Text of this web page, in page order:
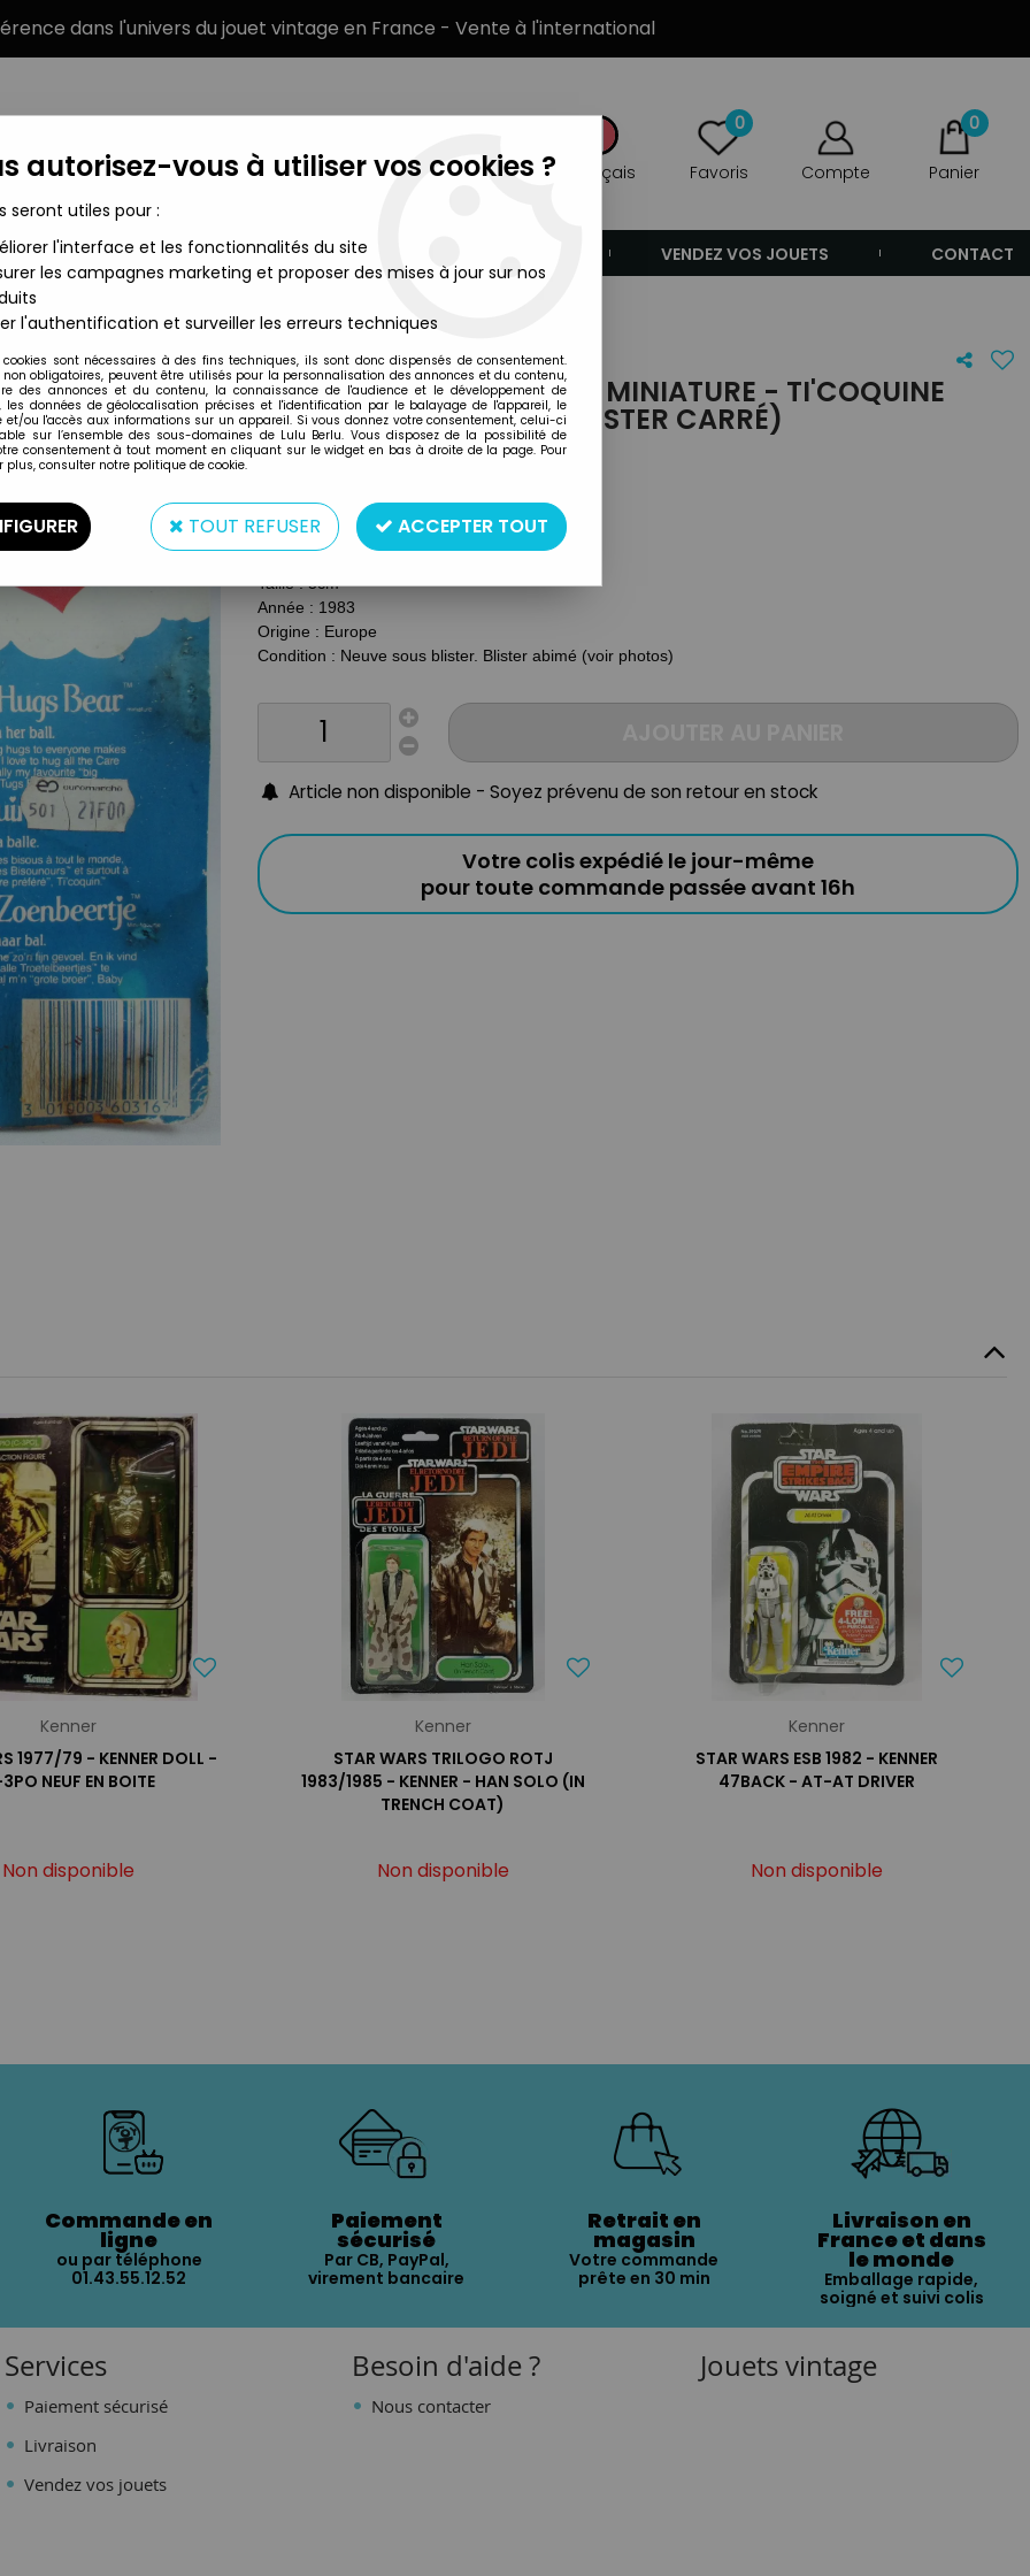
dans l'univers du jouet vintage en France - Vente à l'international
Français
0
Favoris Compte
0
Panier
MARQUES TYPE DE PRODUIT VENDEZ VOS JOUETS CONTACT
- Miniature - Ti'Coquine Joue avec sa Balle (Blister Carré)
Kenner
BISOUNOURS - KENNER - MINIATURE - TI'COQUINE
JOUE AVEC SA BALLE (BLISTER CARRÉ)
Type : Figurine PVC
Taille : 5cm
Année : 1983
Origine : Europe
Condition : Neuve sous blister. Blister abimé (voir photos)
Article non disponible - Soyez prévenu de son retour en stock
Votre colis expédié le jour-même
pour toute commande passée avant 16h
Kenner
1977/79 - KENNER DOLL -
NEUF EN BOITE
Non disponible
Kenner
STAR WARS TRILOGO ROTJ
1983/1985 - KENNER - HAN SOLO (IN
TRENCH COAT)
Non disponible
Kenner
STAR WARS ESB 1982 - KENNER
47BACK - AT-AT DRIVER
Non disponible
Commande en
ligne
ou par téléphone
01.43.55.12.52
Paiement
sécurisé
Par CB, PayPal,
virement bancaire
Retrait en
magasin
Votre commande
prête en 30 min
Livraison en
France et dans
le monde
Emballage rapide,
soigné et suivi colis
Services
Paiement sécurisé
Livraison
Vendez vos jouets
Besoin d'aide ?
Nous contacter
Jouets vintage
autorisez-vous à utiliser vos cookies ?
seront utiles pour :
l'interface et les fonctionnalités du site
les campagnes marketing et proposer des mises à jour sur nos
l'authentification et surveiller les erreurs techniques
cookies sont nécessaires à des fins techniques, ils sont donc dispensés de consentement.
non obligatoires, peuvent être utilisés pour la personnalisation des annonces et du contenu,
des annonces et du contenu, la connaissance de l'audience et le développement de
les données de géolocalisation précises et l'identification par le balayage de l'appareil, le
et/ou l'accès aux informations sur un appareil. Si vous donnez votre consentement, celui-ci
sur l’ensemble des sous-domaines de Lulu Berlu. Vous disposez de la possibilité de
consentement à tout moment en cliquant sur le widget en bas à droite de la page. Pour
plus, consulter notre politique de cookie.
TOUT REFUSER ACCEPTER TOUT